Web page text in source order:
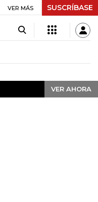
UVR $ 416,91 +$ 0,05
VER MÁS SUSCRÍBASE
VER AHORA
VER AHORA